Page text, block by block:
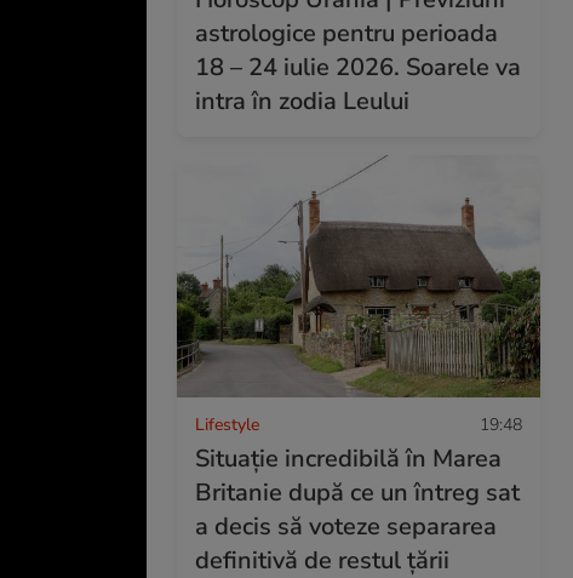
astrologice pentru perioada
18 – 24 iulie 2026. Soarele va
intra în zodia Leului
Lifestyle 19:48
Situație incredibilă în Marea
Britanie după ce un întreg sat
a decis să voteze separarea
definitivă de restul țării